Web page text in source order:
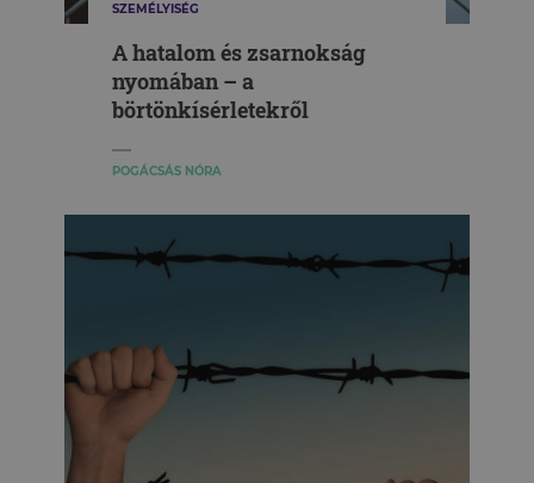
SZEMÉLYISÉG
A hatalom és zsarnokság
nyomában – a
börtönkísérletekről
POGÁCSÁS NÓRA